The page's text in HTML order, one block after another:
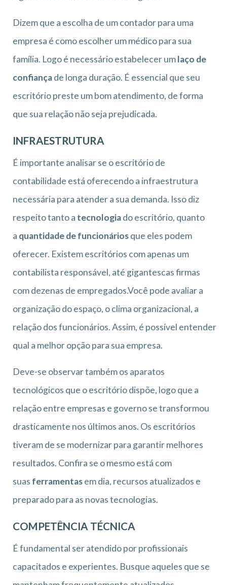
Dizem que a escolha de um contador para uma
empresa é como escolher um médico para sua
família. Logo é necessário estabelecer umlaço de
confiançade longa duração. É essencial que seu
escritório preste um bom atendimento, de forma
que sua relação não seja prejudicada.
INFRAESTRUTURA
É importante analisar se o escritório de
contabilidade está oferecendo a infraestrutura
necessária para atender a sua demanda. Isso diz
respeito tanto a tecnologiado escritório, quanto
a quantidade de funcionáriosque eles podem
oferecer. Existem escritórios com apenas um
contabilista responsável, até gigantescas firmas
com dezenas de empregados.Você pode avaliar a
organização do espaço, o clima organizacional, a
relação dos funcionários. Assim, é possível entender
qual a melhor opção para sua empresa.
Deve-se observar também os aparatos
tecnológicos que o escritório dispõe, logo que a
relação entre empresas e governo se transformou
drasticamente nos últimos anos. Os escritórios
tiveram de se modernizar para garantir melhores
resultados. Confira se o mesmo está com
suas ferramentasem dia, recursos atualizados e
preparado para as novas tecnologias.
COMPETÊNCIA TÉCNICA
É fundamental ser atendido por profissionais
capacitados e experientes. Busque aqueles que se